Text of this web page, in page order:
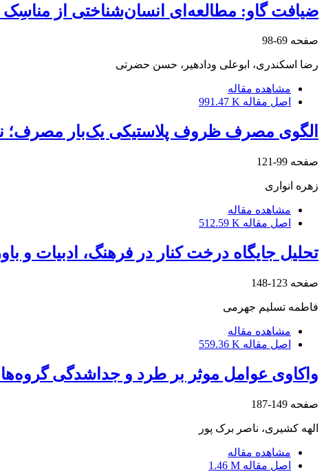
ضیافت گاو: مطالعه‌ای انسان‌شناختی از مناسِک
صفحه 69-98
رضا اسکندری، ابوعلی ودادهیر، حسن حضرتی
مشاهده مقاله
اصل مقاله 991.47 K
الگوی مصرف ظروف پلاستیکی یک‌بار مصرف؛
صفحه 99-121
زهره انواری
مشاهده مقاله
اصل مقاله 512.59 K
تحلیل جایگاه درخت کنار در فرهنگ، ادبیات و
صفحه 123-148
فاطمه تسلیم جهرمی
مشاهده مقاله
اصل مقاله 559.36 K
واکاوی عوامل موثر بر طرد و جداشدگی
صفحه 149-187
الهه کشیری، ناصر برک پور
مشاهده مقاله
اصل مقاله 1.46 M